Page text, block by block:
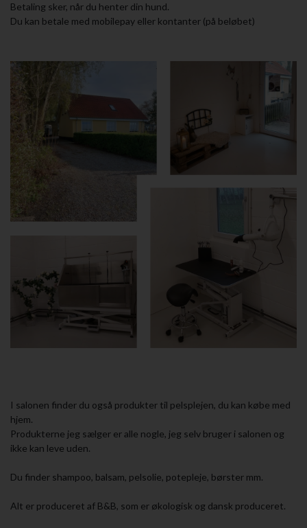
Betaling sker, når du henter din hund.
Du kan betale med mobilepay eller kontanter (på beløbet)
I salonen finder du også produkter til pelsplejen, du kan købe med
hjem.
Produkterne jeg sælger er alle nogle, jeg selv bruger i salonen og
ikke kan leve uden.
Du finder shampoo, balsam, pelsolie, potepleje, børster mm.
Alt er produceret af B&B, som er økologisk og dansk produceret.